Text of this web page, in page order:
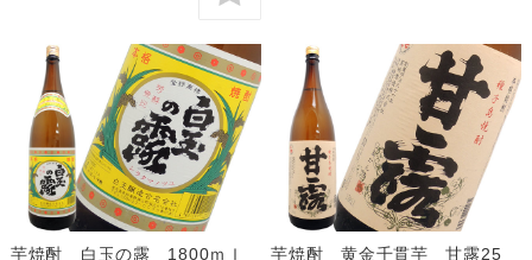
芋焼酎 白玉の露 1800ｍｌ
芋焼酎 黄金千貫芋 甘露25